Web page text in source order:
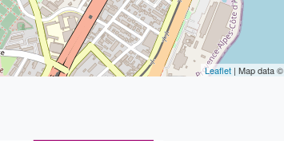
Leaflet | Map data ©